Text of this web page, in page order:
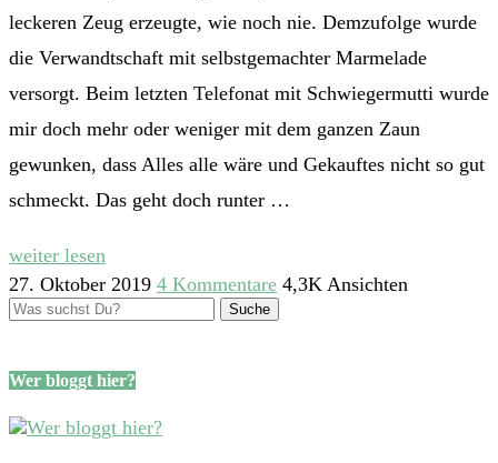
leckeren Zeug erzeugte, wie noch nie. Demzufolge wurde
die Verwandtschaft mit selbstgemachter Marmelade
versorgt. Beim letzten Telefonat mit Schwiegermutti wurde
mir doch mehr oder weniger mit dem ganzen Zaun
gewunken, dass Alles alle wäre und Gekauftes nicht so gut
schmeckt. Das geht doch runter …
weiter lesen
27. Oktober 2019 4 Kommentare 4,3K Ansichten
Wer bloggt hier?